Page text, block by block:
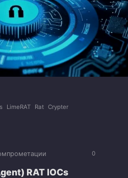
LimeRAT Rat Сrypter
0
RAT IOCs